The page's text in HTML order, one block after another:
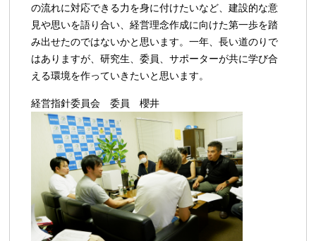
の流れに対応できる力を身に付けたいなど、建設的な意
見や思いを語り合い、経営理念作成に向けた第一歩を踏
み出せたのではないかと思います。一年、長い道のりで
はありますが、研究生、委員、サポーターが共に学び合
える環境を作っていきたいと思います。
経営指針委員会 委員 櫻井